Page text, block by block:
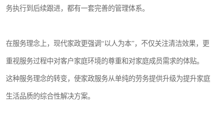
务执行到后续跟进，都有一套完善的管理体系。
在服务理念上，现代家政更强调“以人为本”，不仅关注清洁效果，更
重视服务过程中对客户家庭环境的尊重和对家庭成员需求的体贴。
这种服务理念的转变，使家政服务从单纯的劳务提供升级为提升家庭
生活品质的综合性解决方案。